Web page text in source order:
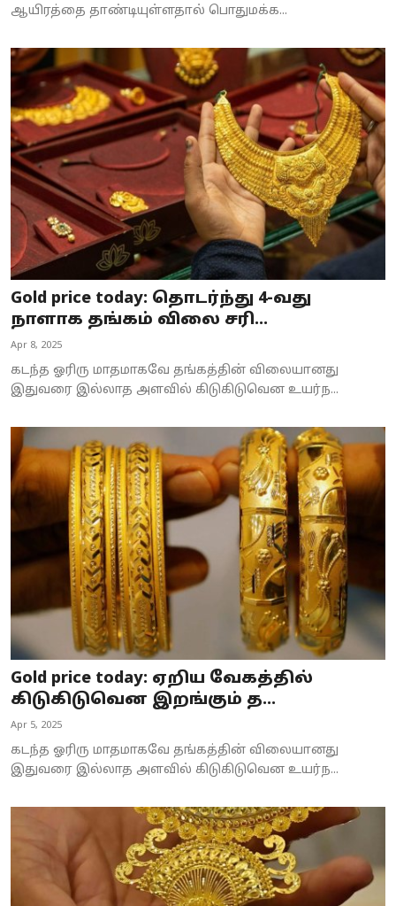
ஆயிரத்தை தாண்டியுள்ளதால் பொதுமக்க...
Gold price today: தொடர்ந்து 4-வது
நாளாக தங்கம் விலை சரி...
Apr 8, 2025
கடந்த ஓரிரு மாதமாகவே தங்கத்தின் விலையானது
இதுவரை இல்லாத அளவில் கிடுகிடுவென உயர்ந...
Gold price today: ஏறிய வேகத்தில்
கிடுகிடுவென இறங்கும் த...
Apr 5, 2025
கடந்த ஓரிரு மாதமாகவே தங்கத்தின் விலையானது
இதுவரை இல்லாத அளவில் கிடுகிடுவென உயர்ந...